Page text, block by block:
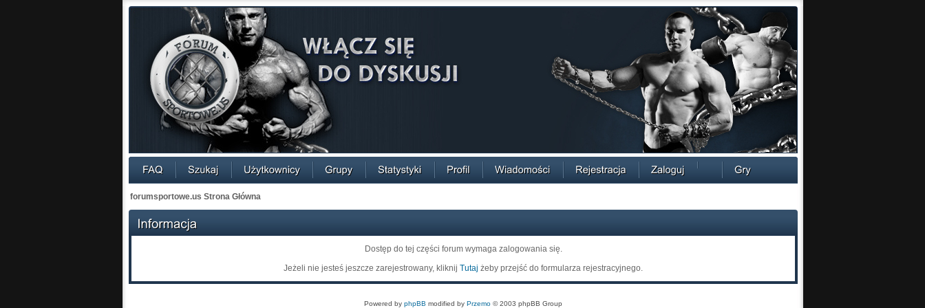
forumsportowe.us Strona Główna
Dostęp do tej części forum wymaga zalogowania się.
Jeżeli nie jesteś jeszcze zarejestrowany, kliknij Tutaj żeby przejść do formularza rejestracyjnego.
Powered by phpBB modified by Przemo © 2003 phpBB Group